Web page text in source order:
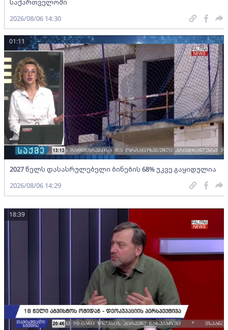
2026/08/06 14:30
2027 წელს დასასრულებელი ბინების 68% უკვე გაყიდულია
01:11
2026/08/06 14:29
18:39